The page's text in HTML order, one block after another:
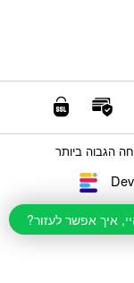
הגבוה ביותר
איך אפשר לעזור?